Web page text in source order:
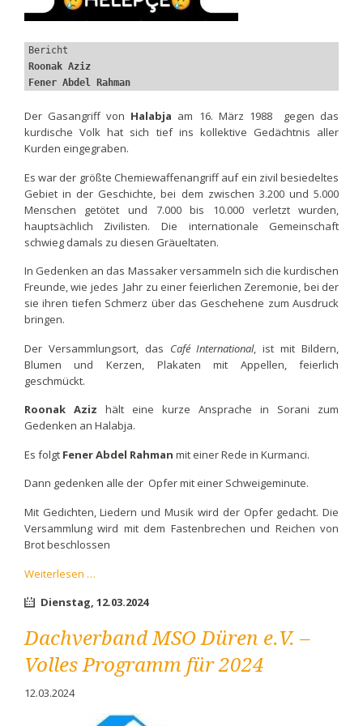
Bericht
Roonak Aziz
Fener Abdel Rahman
Der Gasangriff von Halabja am 16. März 1988 gegen das
kurdische Volk hat sich tief ins kollektive Gedächtnis aller
Kurden eingegraben.
Es war der größte Chemiewaffenangriff auf ein zivil besiedeltes
Gebiet in der Geschichte, bei dem zwischen 3.200 und 5.000
Menschen getötet und 7.000 bis 10.000 verletzt wurden,
hauptsächlich Zivilisten. Die internationale Gemeinschaft
schwieg damals zu diesen Gräueltaten.
In Gedenken an das Massaker versammeln sich die kurdischen
Freunde, wie jedes Jahr zu einer feierlichen Zeremonie, bei der
sie ihren tiefen Schmerz über das Geschehene zum Ausdruck
bringen.
Der Versammlungsort, das Café International, ist mit Bildern,
Blumen und Kerzen, Plakaten mit Appellen, feierlich
geschmückt.
Roonak Aziz hält eine kurze Ansprache in Sorani zum
Gedenken an Halabja.
Es folgt Fener Abdel Rahman mit einer Rede in Kurmanci.
Dann gedenken alle der Opfer mit einer Schweigeminute.
Mit Gedichten, Liedern und Musik wird der Opfer gedacht. Die
Versammlung wird mit dem Fastenbrechen und Reichen von
Brot beschlossen
Weiterlesen …Kurzbericht
Gedenkfeier
Dienstag,12.03.2024
Dachverband MSO Düren e.V. –
Volles Programm für 2024
12.03.2024